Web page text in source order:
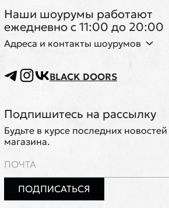
Наши шоурумы работают
ежедневно с 11:00 до 20:00
Адреса и контакты шоурумов
BLACK DOORS
Подпишитесь на рассылку
Будьте в курсе последних
магазина.
ПОДПИСАТЬСЯ